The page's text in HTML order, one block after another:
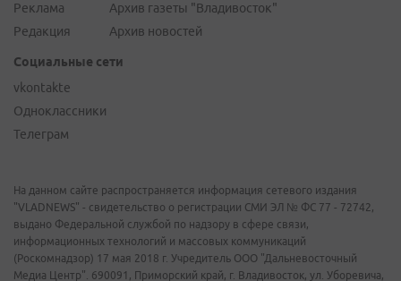
Реклама
Редакция
Архив газеты "Владивосток"
Архив новостей
Социальные сети
vkontakte
Одноклассники
Телеграм
На данном сайте распространяется информация сетевого издания
"VLADNEWS" - свидетельство о регистрации СМИ ЭЛ № ФС 77 - 72742,
выдано Федеральной службой по надзору в сфере связи,
информационных технологий и массовых коммуникаций
(Роскомнадзор) 17 мая 2018 г. Учредитель ООО "Дальневосточный
Медиа Центр". 690091, Приморский край, г. Владивосток, ул. Уборевича,